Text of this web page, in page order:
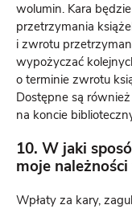
wolumin. Kara
przetrzymania
i zwrotu
wypożyczać
o terminie zwrotu
Dostępne są
na koncie
10. W jaki
moje
Wpłaty za kary,